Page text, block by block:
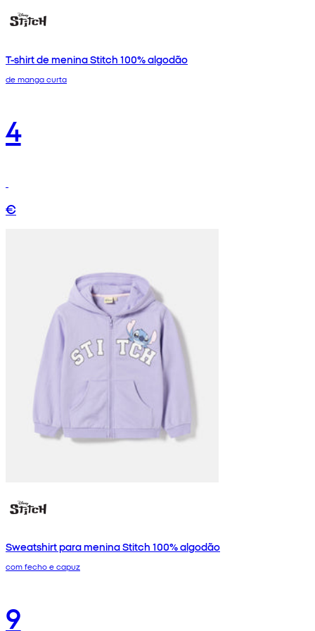
T-shirt de menina Stitch 100% algodão
de manga curta
4
€
Sweatshirt para menina Stitch 100% algodão
com fecho e capuz
9